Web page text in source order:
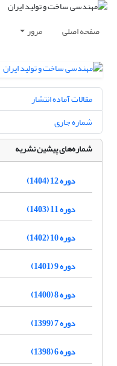
صفحه اصلی مرور
مقالات آماده انتشار
شماره جاری
شماره‌های پیشین نشریه
دوره 12 (1404)
دوره 11 (1403)
دوره 10 (1402)
دوره 9 (1401)
دوره 8 (1400)
دوره 7 (1399)
دوره 6 (1398)